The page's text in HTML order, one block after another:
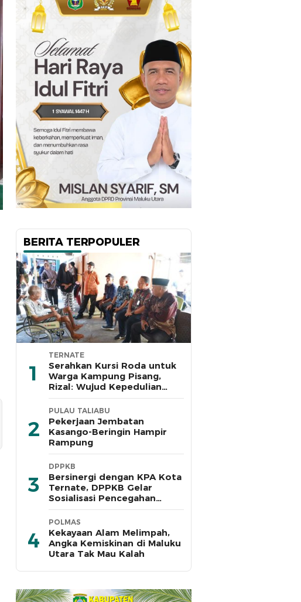
BERITA TERPOPULER
1
TERNATE
Serahkan Kursi Roda untuk
Warga Kampung Pisang,
Rizal: Wujud Kepedulian
Pemkot dan Baznas Ternate
2
PULAU TALIABU
Pekerjaan Jembatan
Kasango-Beringin Hampir
Rampung
3
DPPKB
Bersinergi dengan KPA Kota
Ternate, DPPKB Gelar
Sosialisasi Pencegahan
HIV/AIDS di SMA Pulau Hiri
4
POLMAS
Kekayaan Alam Melimpah,
Angka Kemiskinan di Maluku
Utara Tak Mau Kalah